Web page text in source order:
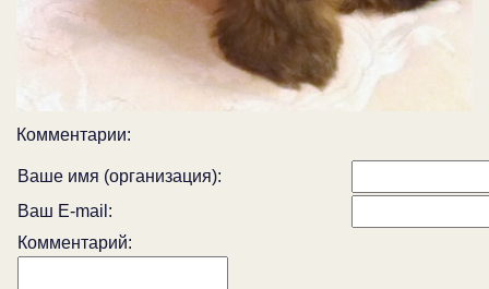
Комментарии:
Ваше имя (организация):
Ваш E-mail:
Комментарий: